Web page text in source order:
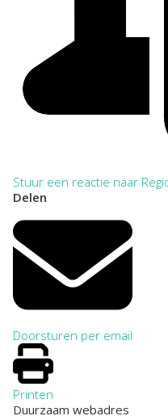
Stuur een reactie naar
Delen
Doorsturen per email
Printen
Duurzaam webadres